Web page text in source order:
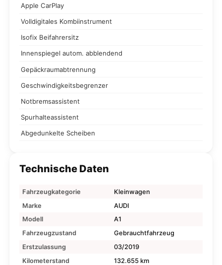
Apple CarPlay
Volldigitales Kombiinstrument
Isofix Beifahrersitz
Innenspiegel autom. abblendend
Gepäckraumabtrennung
Geschwindigkeitsbegrenzer
Notbremsassistent
Spurhalteassistent
Abgedunkelte Scheiben
Technische Daten
Fahrzeugkategorie
Kleinwagen
Marke
AUDI
Modell
A1
Fahrzeugzustand
Gebrauchtfahrzeug
Erstzulassung
03/2019
Kilometerstand
132.655 km